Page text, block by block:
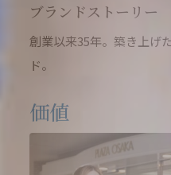
ブランドストーリー
創業以来35年。築き上げ
ド。